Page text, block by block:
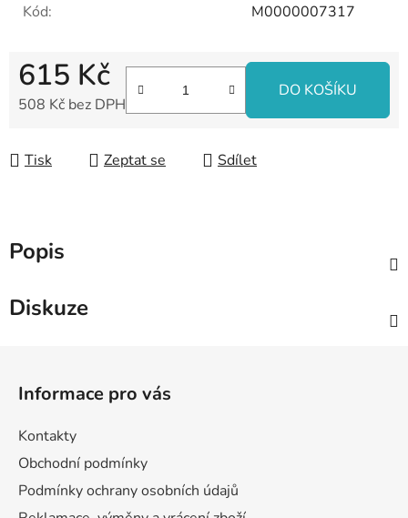
Kód:
M0000007317
615 Kč
508 Kč bez DPH
DO KOŠÍKU
Tisk Zeptat se Sdílet
Popis
Diskuze
Informace pro vás
Kontakty
Obchodní podmínky
Podmínky ochrany osobních údajů